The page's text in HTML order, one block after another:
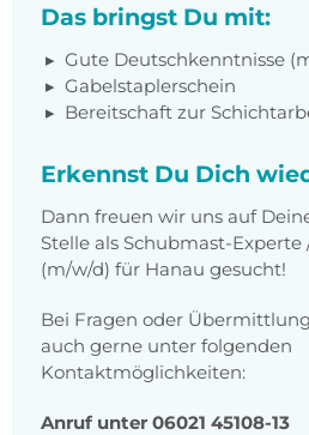
Das bringst Du mit:
Gute Deutschkenntnisse
Gabelstaplerschein
Bereitschaft zur
Erkennst Du Dich
Dann freuen wir uns auf
Stelle als Schubmast-
(m/w/d) für Hanau gesucht!
Bei Fragen oder
auch gerne unter folgenden
Kontaktmöglichkeiten:
Anruf unter 06021 45108-13